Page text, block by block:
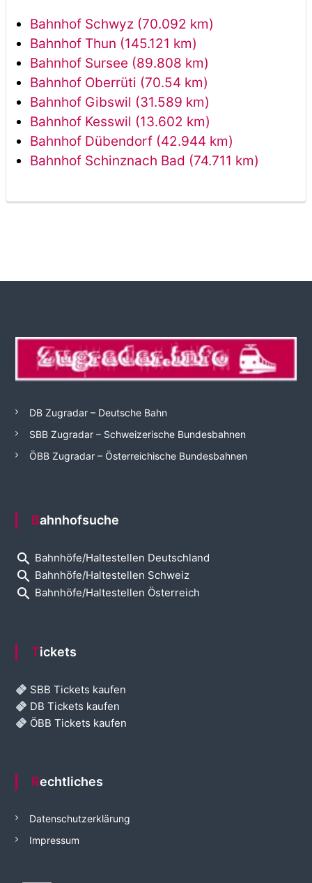
Bahnhof Schwyz (70.092 km)
Bahnhof Thun (145.121 km)
Bahnhof Sursee (89.808 km)
Bahnhof Oberrüti (70.54 km)
Bahnhof Gibswil (31.589 km)
Bahnhof Kesswil (13.602 km)
Bahnhof Dübendorf (42.944 km)
Bahnhof Schinznach Bad (74.711 km)
DB Zugradar – Deutsche Bahn
SBB Zugradar – Schweizerische Bundesbahnen
ÖBB Zugradar – Österreichische Bundesbahnen
Bahnhofsuche
search Bahnhöfe/Haltestellen Deutschland
search Bahnhöfe/Haltestellen Schweiz
search Bahnhöfe/Haltestellen Österreich
Tickets
SBB Tickets kaufen
DB Tickets kaufen
ÖBB Tickets kaufen
Rechtliches
Datenschutzerklärung
Impressum